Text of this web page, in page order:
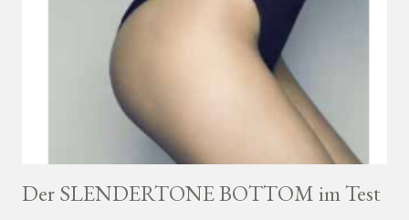
Der SLENDERTONE BOTTOM im Test